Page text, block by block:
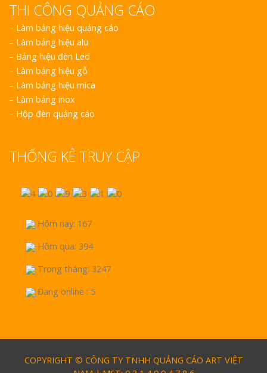
THI CÔNG QUẢNG CÁO
– Làm bảng hiệu quảng cáo
– Làm bảng hiệu alu
– Bảng hiệu đèn Led
– Làm bảng hiệu gỗ
– Làm bảng hiệu mica
– Làm bảng inox
– Hộp đèn quảng cáo
THỐNG KÊ TRUY CẬP
Hôm nay: 167
Hôm qua: 394
Trong tháng: 3247
Đang online : 5
COPYRIGHT © CÔNG TY TNHH QUẢNG CÁO ART VIỆT